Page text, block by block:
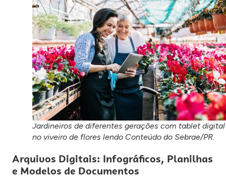
Jardineiros de diferentes gerações com tablet digital
no viveiro de flores lendo Conteúdo do Sebrae/PR.
Arquivos Digitais: Infográficos, Planilhas
e Modelos de Documentos